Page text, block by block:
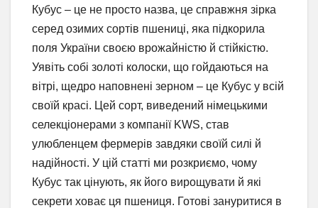
Кубус – це не просто назва, це справжня зірка
серед озимих сортів пшениці, яка підкорила
поля України своєю врожайністю й стійкістю.
Уявіть собі золоті колоски, що гойдаються на
вітрі, щедро наповнені зерном – це Кубус у всій
своїй красі. Цей сорт, виведений німецькими
селекціонерами з компанії KWS, став
улюбленцем фермерів завдяки своїй силі й
надійності. У цій статті ми розкриємо, чому
Кубус так цінують, як його вирощувати й які
секрети ховає ця пшениця. Готові зануритися в